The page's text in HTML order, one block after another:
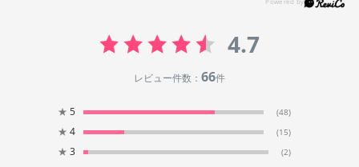
4.7
レビュー件数： 66件
★ 5 (48)
★ 4 (15)
★ 3 (2)